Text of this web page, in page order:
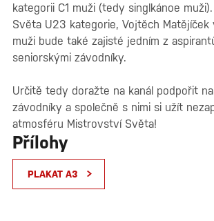
kategorii C1 muži (tedy singlkánoe
Světa U23 kategorie, Vojtěch Matějíček
muži bude také zajisté jedním z
seniorskými závodníky.
Určitě tedy doražte na kanál podpořit
závodníky a společně s nimi si užít
atmosféru Mistrovství Světa!
Přílohy
PLAKAT A3